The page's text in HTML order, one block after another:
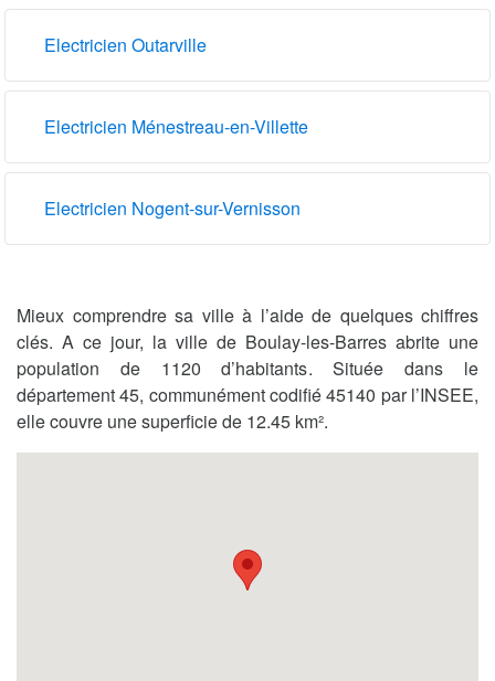
Electricien Outarville
Electricien Ménestreau-en-Villette
Electricien Nogent-sur-Vernisson
Mieux comprendre sa ville à l’aide de quelques chiffres
clés. A ce jour, la ville de Boulay-les-Barres abrite une
population de 1120 d’habitants. Située dans le
département 45, communément codifié 45140 par l’INSEE,
elle couvre une superficie de 12.45 km².